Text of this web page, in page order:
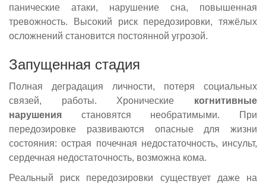
панические атаки, нарушение сна, повышенная
тревожность. Высокий риск передозировки, тяжёлых
осложнений становится постоянной угрозой.
Запущенная стадия
Полная деградация личности, потеря социальных
связей, работы. Хронические когнитивные
нарушения становятся необратимыми. При
передозировке развиваются опасные для жизни
состояния: острая почечная недостаточность, инсульт,
сердечная недостаточность, возможна кома.
Реальный риск передозировки существует даже на